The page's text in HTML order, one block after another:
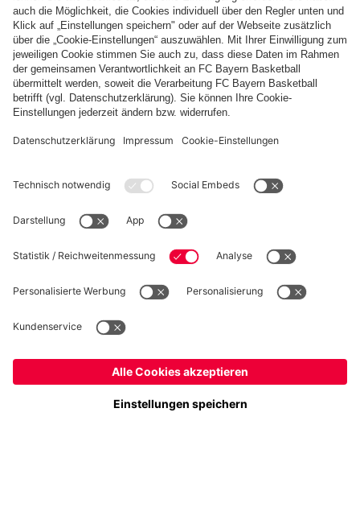
FC Bayern Store App
WIDERRUF
Datenschutz
Cookie Details
Preise inklusive MwSt. und zzgl. Versandkosten
© FC Bayern München AG
FC Bayern München AG, Säbener Str. 51-57, 81547 München
Ja,Deutschland, um dorthin zu liefern!
Nein,Global, um dorthin zu liefern!